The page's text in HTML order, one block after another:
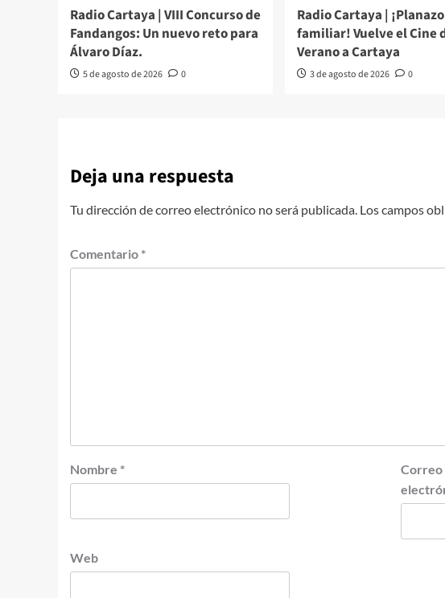
Radio Cartaya | VIII Concurso de
Fandangos: Un nuevo reto para
Álvaro Díaz.
5 de agosto de 2026 0
Radio Cartaya | ¡Planazo
familiar! Vuelve el Cine
Verano a Cartaya
3 de agosto de 2026 0
Deja una respuesta
Tu dirección de correo electrónico no será publicada. Los campos
Comentario *
Nombre *
Correo
Web